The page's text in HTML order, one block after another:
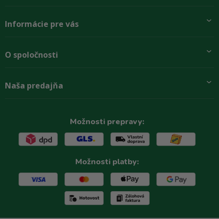
Informácie pre vás
Preprava a platba
Rady zákazníkom
O spoločnosti
O firme
Naša predajňa
Možnosti prepravy:
Možnosti platby: